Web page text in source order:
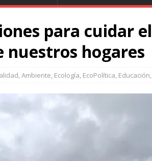
para cuidar el
nuestros hogares
,Ambiente, Ecología, EcoPolítica, Educación,